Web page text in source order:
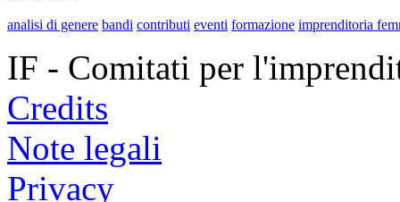
analisi di genere bandi contributi eventi formazione imprenditoria
IF - Comitati per
Credits
Note legali
Privacy